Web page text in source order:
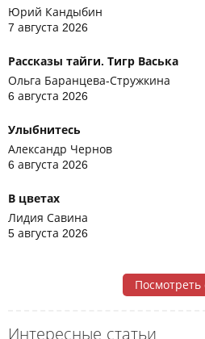
Юрий Кандыбин
7 августа 2026
Рассказы тайги. Тигр Васька
Ольга Баранцева-Стружкина
6 августа 2026
Улыбнитесь
Александр Чернов
6 августа 2026
В цветах
Лидия Савина
5 августа 2026
Интересные статьи